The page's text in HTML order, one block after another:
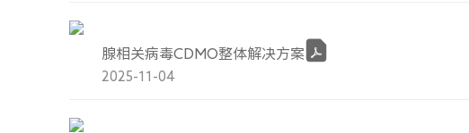
腺相关病毒CDMO整体解决方案
2025-11-04